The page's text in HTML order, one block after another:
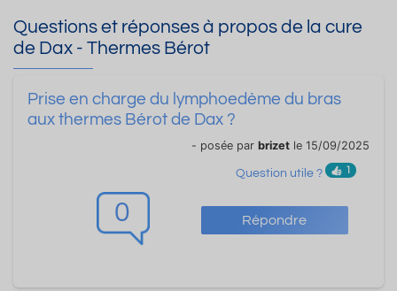
Questions et réponses à propos de la cure
de Dax - Thermes Bérot
0 Répondre
Prise en charge du lymphoedème du bras
aux thermes Bérot de Dax ?
- posée par brizet le 15/09/2025
Question utile ? 1